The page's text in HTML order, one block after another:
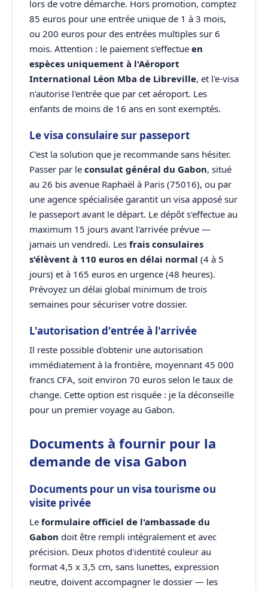
lors de votre démarche. Hors promotion, comptez
85 euros pour une entrée unique de 1 à 3 mois,
ou 200 euros pour des entrées multiples sur 6
mois. Attention : le paiement s'effectue en
espèces uniquement à l'Aéroport
International Léon Mba de Libreville, et l'e-visa
n'autorise l'entrée que par cet aéroport. Les
enfants de moins de 16 ans en sont exemptés.
Le visa consulaire sur passeport
C'est la solution que je recommande sans hésiter.
Passer par le consulat général du Gabon, situé
au 26 bis avenue Raphaël à Paris (75016), ou par
une agence spécialisée garantit un visa apposé sur
le passeport avant le départ. Le dépôt s'effectue au
maximum 15 jours avant l'arrivée prévue —
jamais un vendredi. Les frais consulaires
s'élèvent à 110 euros en délai normal (4 à 5
jours) et à 165 euros en urgence (48 heures).
Prévoyez un délai global minimum de trois
semaines pour sécuriser votre dossier.
L'autorisation d'entrée à l'arrivée
Il reste possible d'obtenir une autorisation
immédiatement à la frontière, moyennant 45 000
francs CFA, soit environ 70 euros selon le taux de
change. Cette option est risquée : je la déconseille
pour un premier voyage au Gabon.
Documents à fournir pour la
demande de visa Gabon
Documents pour un visa tourisme ou
visite privée
Le formulaire officiel de l'ambassade du
Gabon doit être rempli intégralement et avec
précision. Deux photos d'identité couleur au
format 4,5 x 3,5 cm, sans lunettes, expression
neutre, doivent accompagner le dossier — les